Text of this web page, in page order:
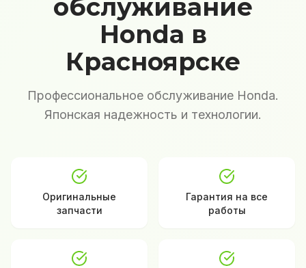
обслуживание
Honda в
Красноярске
Профессиональное обслуживание Honda.
Японская надежность и технологии.
Оригинальные
запчасти
Гарантия на все
работы